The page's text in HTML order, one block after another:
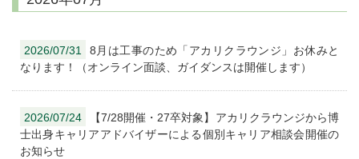
2026/07/31
8月は工事のため「アカリクラウンジ」お休みと
なります！（オンライン面談、ガイダンスは開催します）
2026/07/24
【7/28開催・27卒対象】アカリクラウンジから博
士出身キャリアアドバイザーによる個別キャリア相談会開催の
お知らせ